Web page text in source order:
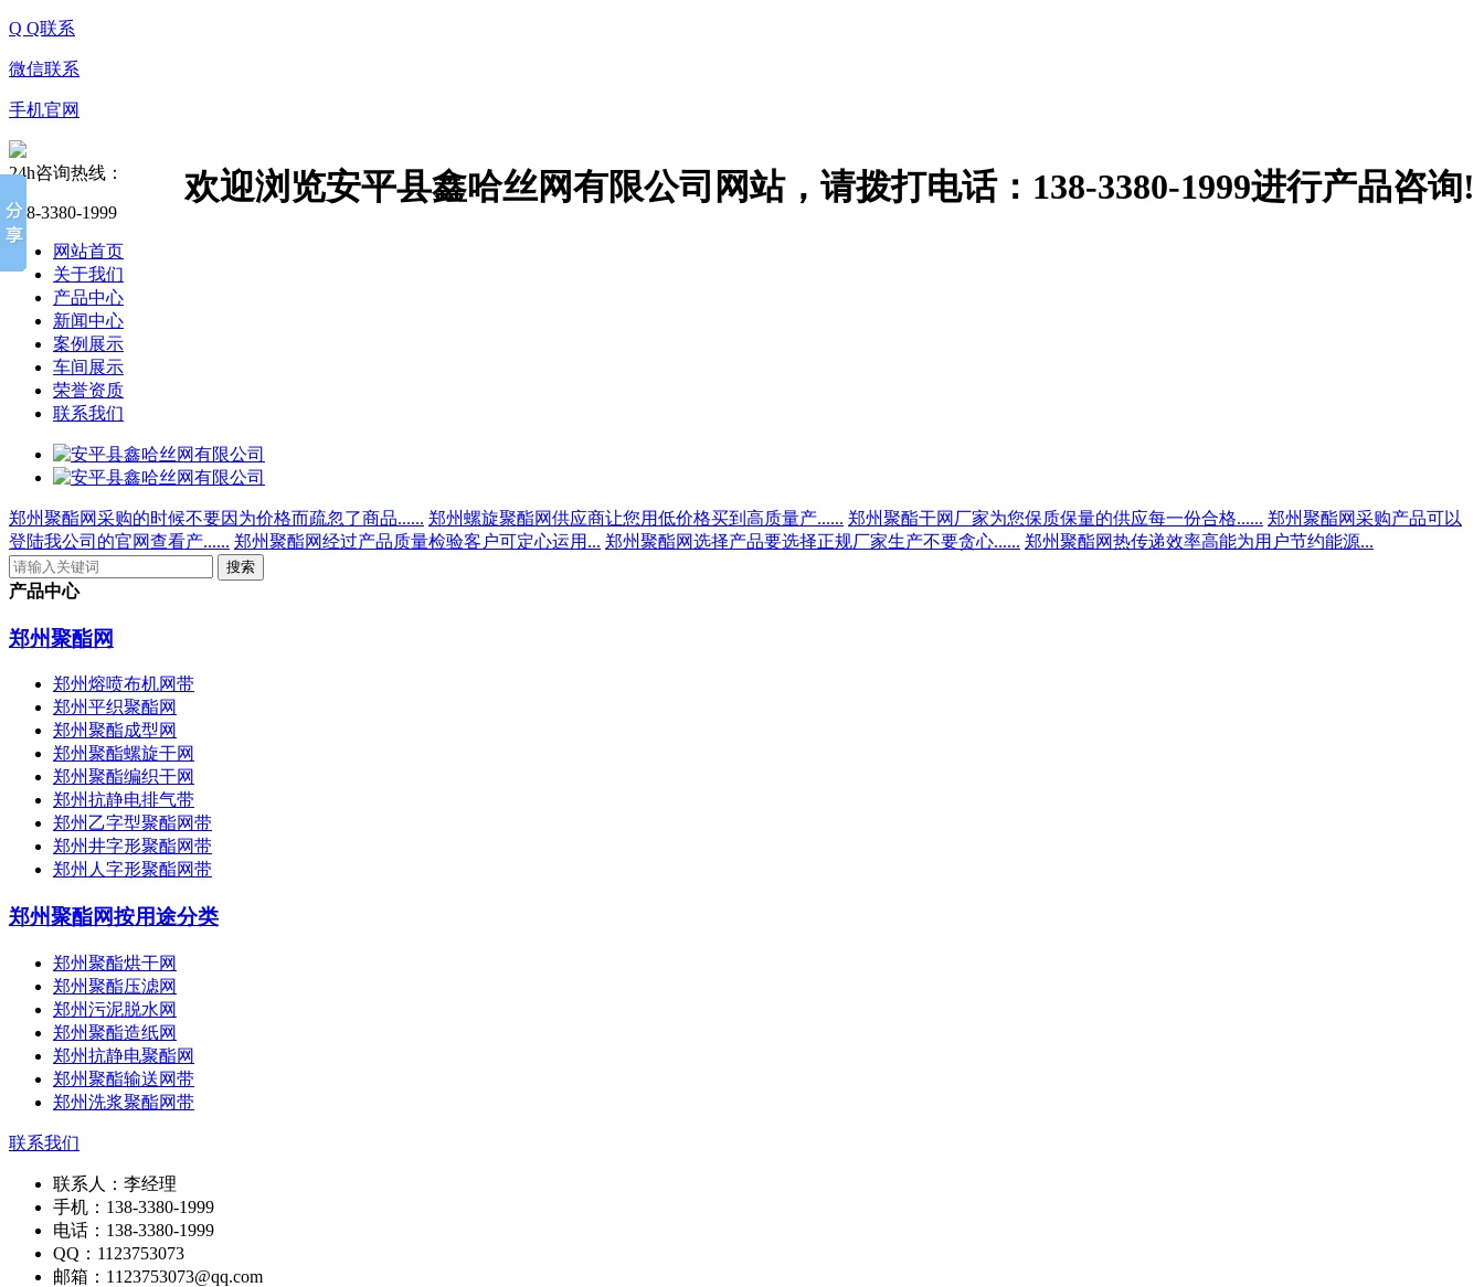
Q Q联系
微信联系
手机官网
欢迎浏览安平县鑫哈丝网有限公司网站，请拨打电话：138-3380-1999进行产品咨询!
24h咨询热线：
138-3380-1999
网站首页
关于我们
产品中心
新闻中心
案例展示
车间展示
荣誉资质
联系我们
郑州聚酯网采购的时候不要因为价格而疏忽了商品...... 郑州螺旋聚酯网供应商让您用低价格买到高质量产...... 郑州聚酯干网厂家为您保质保量的供应每一份合格...... 郑州聚酯网采购产品可以
登陆我公司的官网查看产...... 郑州聚酯网经过产品质量检验客户可定心运用... 郑州聚酯网选择产品要选择正规厂家生产不要贪心...... 郑州聚酯网热传递效率高能为用户节约能源...
产品中心
郑州聚酯网
郑州熔喷布机网带
郑州平织聚酯网
郑州聚酯成型网
郑州聚酯螺旋干网
郑州聚酯编织干网
郑州抗静电排气带
郑州乙字型聚酯网带
郑州井字形聚酯网带
郑州人字形聚酯网带
郑州聚酯网按用途分类
郑州聚酯烘干网
郑州聚酯压滤网
郑州污泥脱水网
郑州聚酯造纸网
郑州抗静电聚酯网
郑州聚酯输送网带
郑州洗浆聚酯网带
联系我们
联系人：李经理
手机：138-3380-1999
电话：138-3380-1999
QQ：1123753073
邮箱：1123753073@qq.com